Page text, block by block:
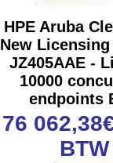
HPE Aruba
New
JZ405AAE -
10000
endpoints
76
BTW